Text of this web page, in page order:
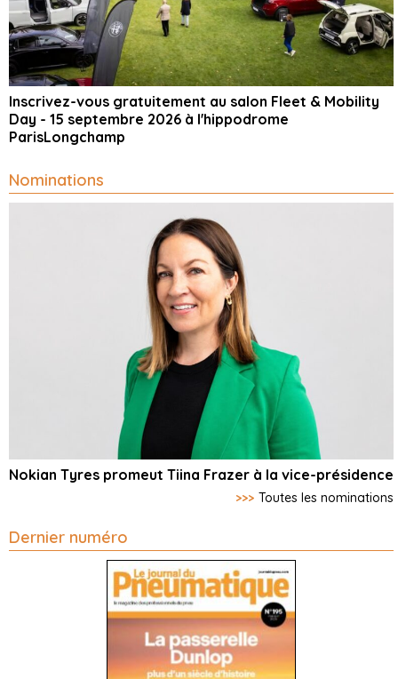
Inscrivez-vous gratuitement au salon Fleet & Mobility
Day - 15 septembre 2026 à l'hippodrome
ParisLongchamp
Nominations
Nokian Tyres promeut Tiina Frazer à la vice-présidence
>>> Toutes les nominations
Dernier numéro